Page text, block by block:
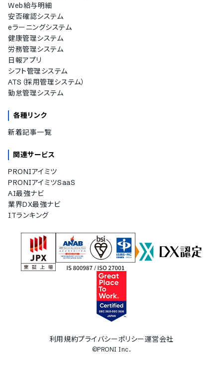
Web給与明細
安否確認システム
eラーニングシステム
健康管理システム
労務管理システム
日報アプリ
シフト管理システム
ATS（採用管理システム）
勤怠管理システム
各種リンク
新着記事一覧
関連サービス
PRONIアイミツ
PRONIアイミツSaaS
AI最強ナビ
業界DX最強ナビ
ITランキング
利用規約プライバシーポリシー運営会社
©PRONI Inc.